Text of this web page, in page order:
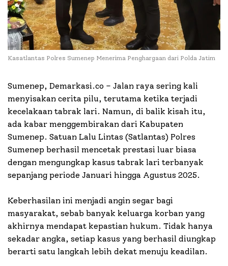
Kasatlantas Polres Sumenep Menerima Penghargaan dari Polda Jatim
Sumenep, Demarkasi.co – Jalan raya sering kali
menyisakan cerita pilu, terutama ketika terjadi
kecelakaan tabrak lari. Namun, di balik kisah itu,
ada kabar menggembirakan dari Kabupaten
Sumenep. Satuan Lalu Lintas (Satlantas) Polres
Sumenep berhasil mencetak prestasi luar biasa
dengan mengungkap kasus tabrak lari terbanyak
sepanjang periode Januari hingga Agustus 2025.
Keberhasilan ini menjadi angin segar bagi
masyarakat, sebab banyak keluarga korban yang
akhirnya mendapat kepastian hukum. Tidak hanya
sekadar angka, setiap kasus yang berhasil diungkap
berarti satu langkah lebih dekat menuju keadilan.